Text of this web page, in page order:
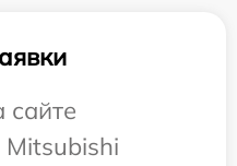
сайте
Mitsubishi